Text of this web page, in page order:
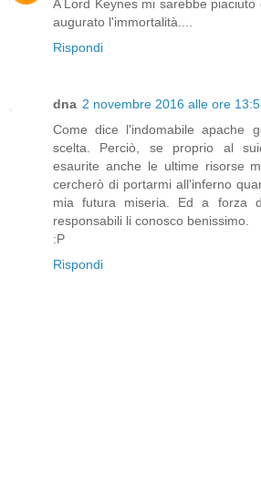
A Lord Keynes mi sarebbe
augurato l'immortalità....
Rispondi
dna 2 novembre 2016 alle ore
Come dice l'indomabile apache
scelta. Perciò, se proprio al
esaurite anche le ultime risorse
cercherò di portarmi all'inferno
mia futura miseria. Ed a forza
responsabili li conosco benissimo.
:P
Rispondi